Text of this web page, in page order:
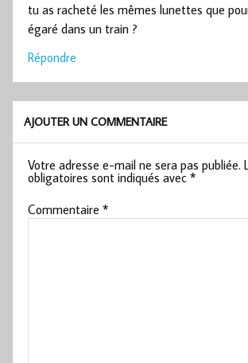
tu as racheté les mêmes lunettes que
égaré dans un train ?
Répondre
AJOUTER UN COMMENTAIRE
Votre adresse e-mail ne sera pas publiée.
obligatoires sont indiqués avec*
Commentaire*